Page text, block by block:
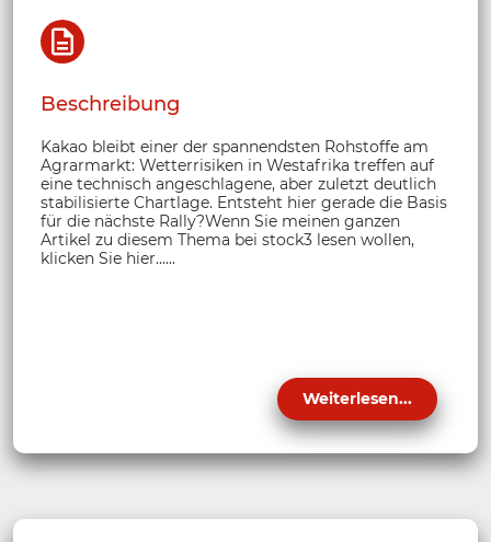
Beschreibung
Kakao bleibt einer der spannendsten Rohstoffe am
Agrarmarkt: Wetterrisiken in Westafrika treffen auf
eine technisch angeschlagene, aber zuletzt deutlich
stabilisierte Chartlage. Entsteht hier gerade die Basis
für die nächste Rally?Wenn Sie meinen ganzen
Artikel zu diesem Thema bei stock3 lesen wollen,
klicken Sie hier......
Weiterlesen...